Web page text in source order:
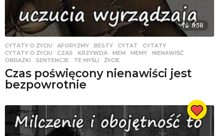
838
CYTATY O ŻYCIU AFORYZMY ,BESTY ,CYTAT ,CYTATY
CYTATY O ŻYCIU
,CZAS ,KRZYWDA ,MEM ,MEMY ,NIENAWIŚĆ
OBRAZKI
,SENTENCJE ,TE MYŚLI ,ŻYCIE
Czas poświęcony nienawiści jest
bezpowrotnie